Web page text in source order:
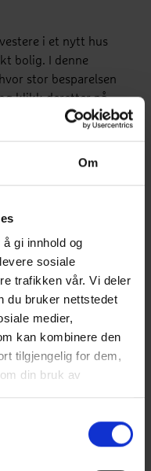
Om
gi innhold og
sosiale
trafikken vår. Vi deler
du bruker nettstedet
medier,
kan kombinere den
tilgjengelig for dem,
din bruk av
i et nytt hus
bolig. I denne
stor besparelsen
klikk deretter på
du ønsker